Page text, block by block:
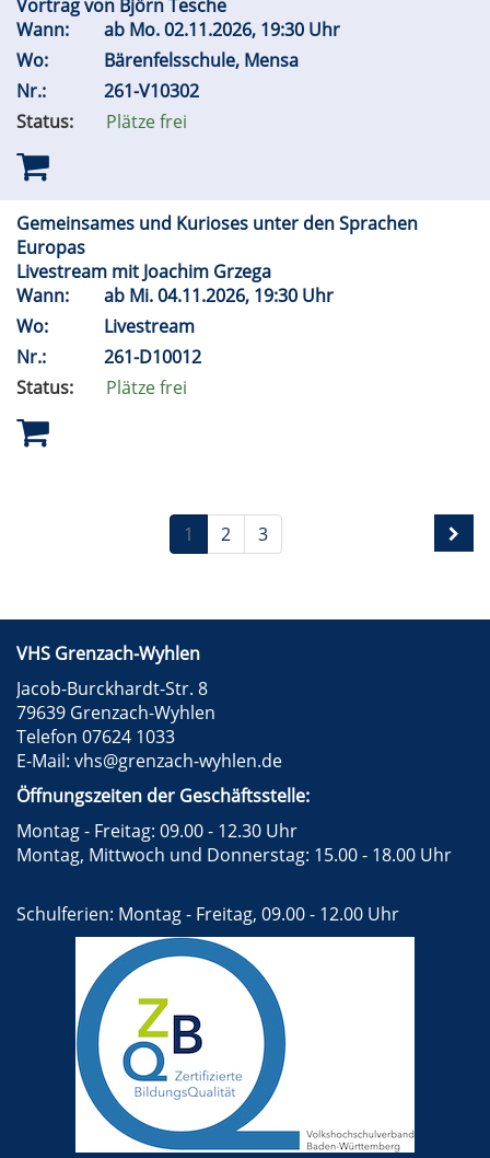
Vortrag von Björn Tesche
Wann:
ab Mo.02.11.2026, 19:30 Uhr
Wo:
Bärenfelsschule, Mensa
Nr.:
261-V10302
Status:
Plätze frei
Gemeinsames und Kurioses unter den Sprachen
Europas
Livestream mit Joachim Grzega
Wann:
ab Mi.04.11.2026, 19:30 Uhr
Wo:
Livestream
Nr.:
261-D10012
Status:
Plätze frei
1 2 3
VHS Grenzach-Wyhlen
Jacob-Burckhardt-Str. 8
79639 Grenzach-Wyhlen
Telefon 07624 1033
E-Mail: vhs@grenzach-wyhlen.de
Öffnungszeiten der Geschäftsstelle:
Montag - Freitag: 09.00 - 12.30 Uhr
Montag, Mittwoch und Donnerstag: 15.00 - 18.00 Uhr
Schulferien: Montag - Freitag, 09.00 - 12.00 Uhr